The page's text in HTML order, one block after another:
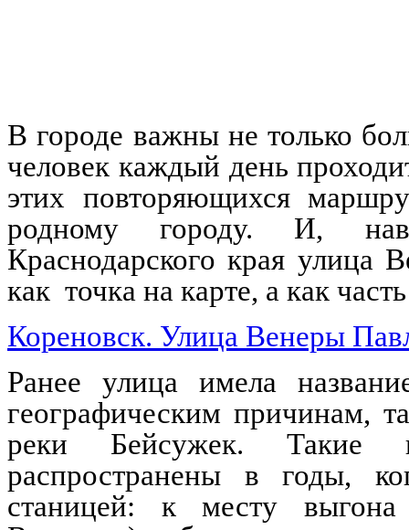
В городе важны не только
человек каждый день
этих повторяющихся
родному городу. И,
Краснодарского края улица
как точка на карте, а как
Кореновск. Улица Венеры
Ранее улица имела
географическим причинам,
реки Бейсужек. Такие
распространены в годы,
станицей: к месту